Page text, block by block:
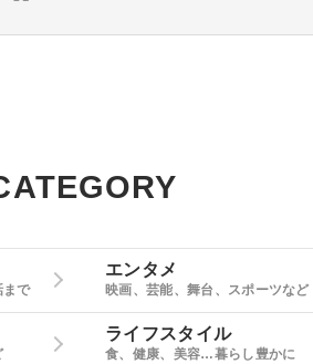
まで
エンタメ
映画、芸能、舞台、スポーツなど
ライフスタイル
食、健康、美容…暮らし豊かに